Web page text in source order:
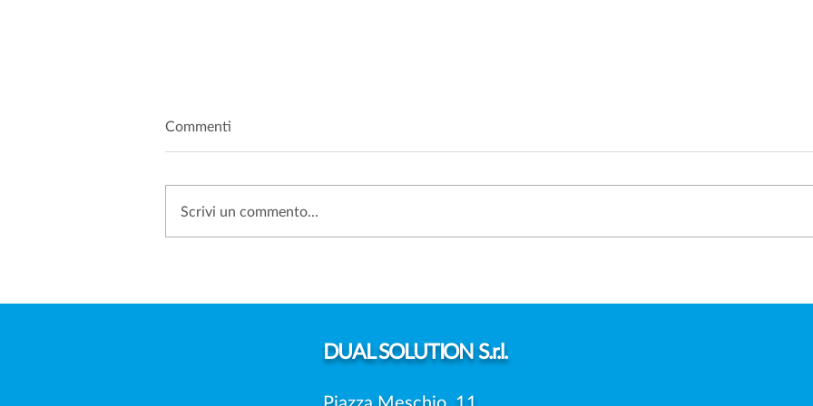
SCELGONO DI IMPUGNARE
CONSENSO DI ENTRAMBI I
Commenti
Scrivi un commento...
DUALSOLUTION S.r.l.